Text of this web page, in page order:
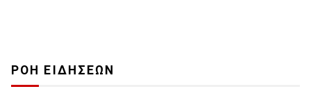
ΡΟΗ ΕΙΔΗΣΕΩΝ